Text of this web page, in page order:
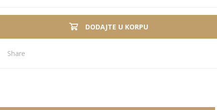
DODAJTE U KORPU
Share